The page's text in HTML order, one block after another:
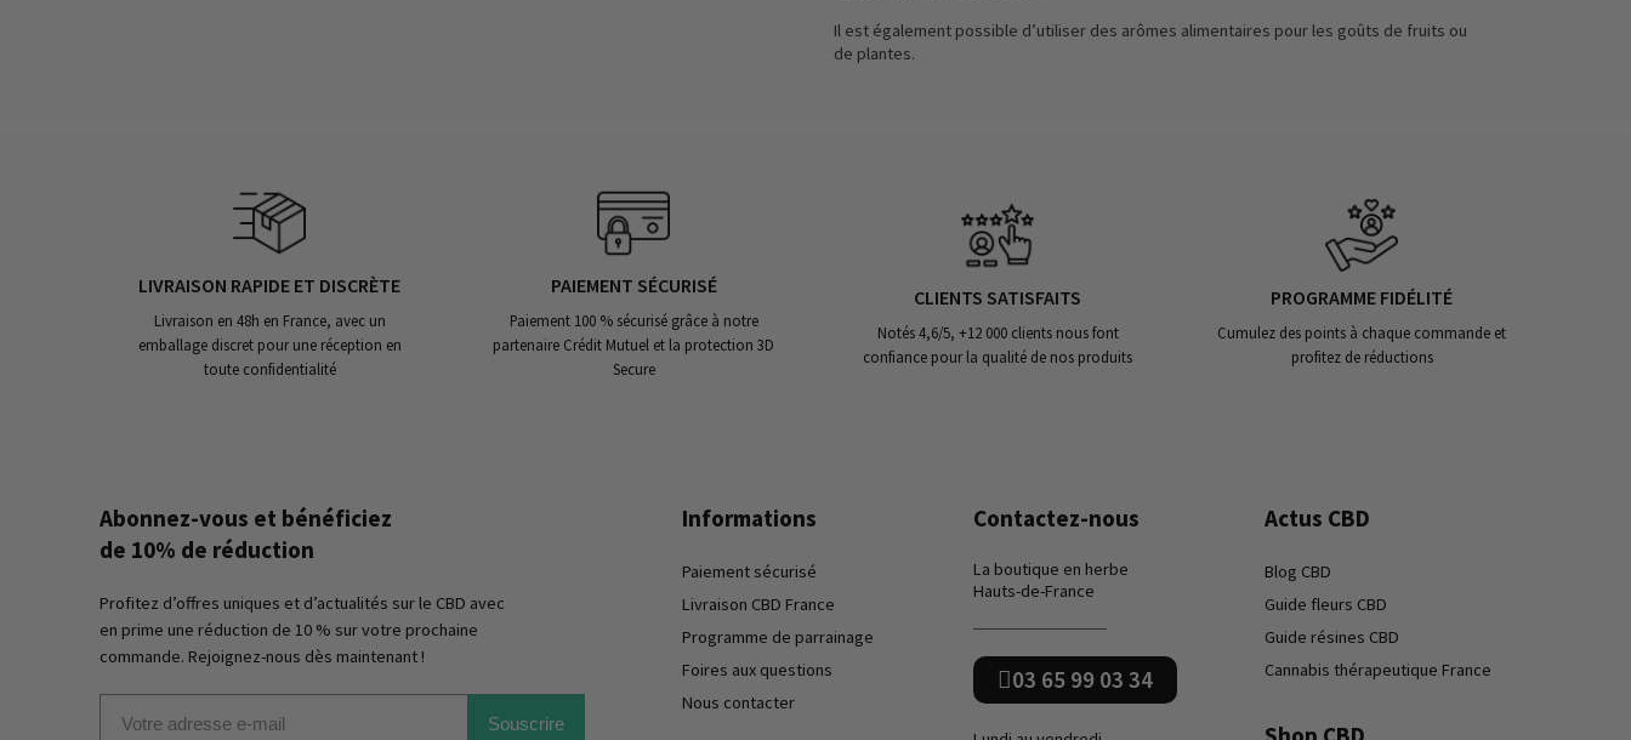
Il est également possible d’utiliser des arômes alimentaires pour les goûts de fruits ou
de plantes.
LIVRAISON RAPIDE ET DISCRÈTE
Livraison en 48h en France, avec un
emballage discret pour une réception en
toute confidentialité
PAIEMENT SÉCURISÉ
Paiement 100 % sécurisé grâce à notre
partenaire Crédit Mutuel et la protection 3D
Secure
CLIENTS SATISFAITS
Notés 4,6/5, +12 000 clients nous font
confiance pour la qualité de nos produits
PROGRAMME FIDÉLITÉ
Cumulez des points à chaque commande et
profitez de réductions
Abonnez-vous et bénéficiez
de 10% de réduction
Profitez d’offres uniques et d’actualités sur le CBD avec
en prime une réduction de 10 % sur votre prochaine
commande. Rejoignez-nous dès maintenant !
Souscrire
Informations
Paiement sécurisé
Livraison CBD France
Programme de parrainage
Foires aux questions
Nous contacter
Contactez-nous
La boutique en herbe
Hauts-de-France
03 65 99 03 34
Actus CBD
Blog CBD
Guide fleurs CBD
Guide résines CBD
Cannabis thérapeutique France